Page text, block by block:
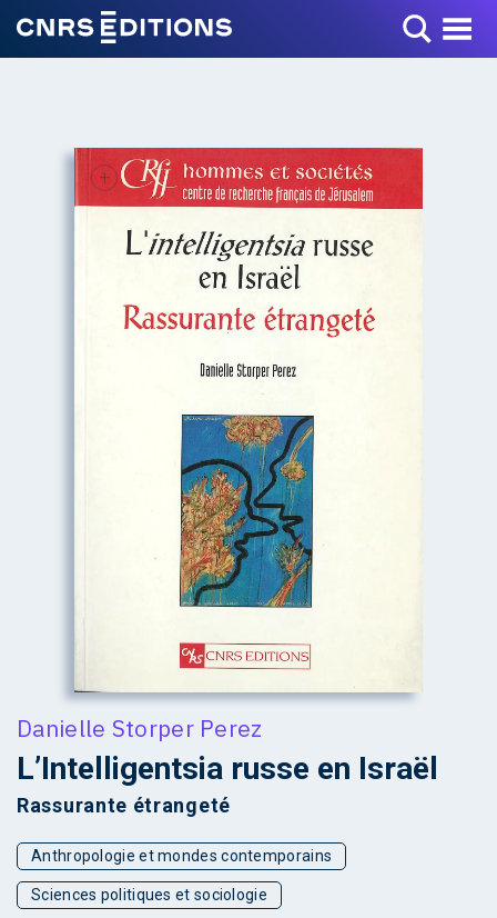
Toggle Menu
+
Danielle Storper Perez
L’Intelligentsia russe en Israël
Rassurante étrangeté
Anthropologie et mondes contemporains
Sciences politiques et sociologie